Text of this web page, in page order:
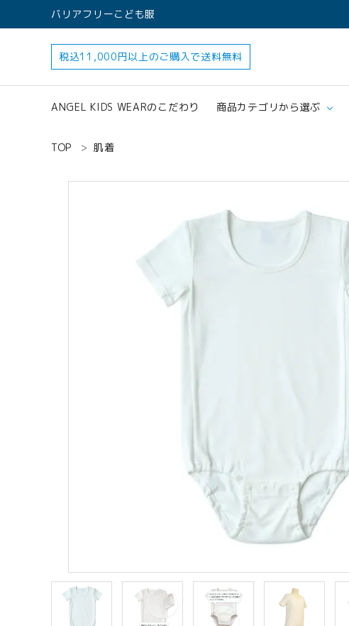
バリアフリーこども服
税込11,000円以上のご購入で送料無料
ANGEL KIDS WEARのこだわり 商品カテゴリから選ぶ
160
新規会員登録
TOP 肌着